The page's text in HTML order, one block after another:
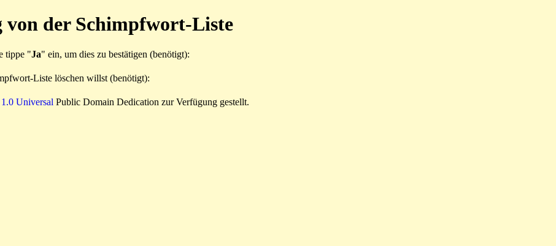
von der Schimpfwort-Liste
tippe "Ja" ein, um dies zu bestätigen (benötigt):
Liste löschen willst (benötigt):
Universal Public Domain Dedication zur Verfügung gestellt.